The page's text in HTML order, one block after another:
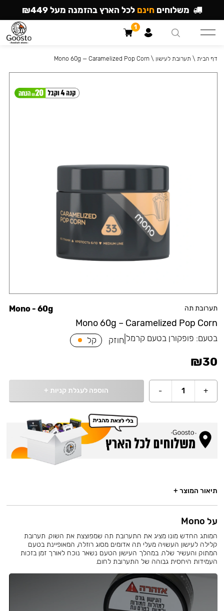
תערובת תה
Mono 60g – Caramelized Pop Corn
Mono - 60g
בטעם: פופקורן בטעם קרמל חוזק קל
₪30
+
1
- הוספה לעגלת קניות +
דף הבית \ תערובת לעישון \
Mono 60g — Caramelized Pop Corn
תיאור המוצר +
על Mono
המותג החדש מונו מציג את התערובת תה שמפוצצת את השוק. תערובת
קלילה לעישון העשויה מעלי תה אדומים מסוג רוזלה, המאופיינת בטעם
המתוק והעשיר שלה. במהלך העישון הטעם נשאר נוכח לאורך זמן בזכות
העמידות היחסית גבוהה של התערובת לחום.
משלוחים חינם לכל הארץ בהזמנה מעל ₪449
1